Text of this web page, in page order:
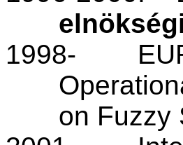
elnökségi
1998-
on Fuzzy